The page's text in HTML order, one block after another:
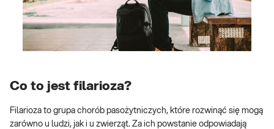
Co to jest filarioza?
Filarioza to grupa chorób pasożytniczych, które rozwinąć się mogą
zarówno u ludzi, jak i u zwierząt. Za ich powstanie odpowiadają